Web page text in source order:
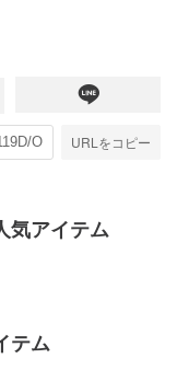
URLをコピー
気アイテム
テム